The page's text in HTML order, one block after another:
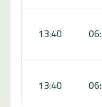
13:40
13:40